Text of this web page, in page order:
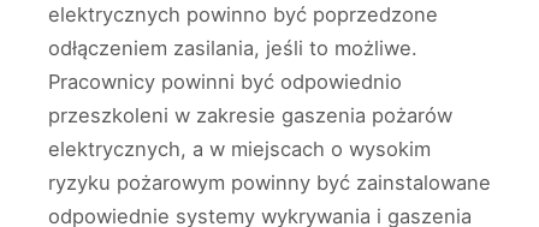
elektrycznych powinno być poprzedzone
odłączeniem zasilania, jeśli to możliwe.
Pracownicy powinni być odpowiednio
przeszkoleni w zakresie gaszenia pożarów
elektrycznych, a w miejscach o wysokim
ryzyku pożarowym powinny być zainstalowane
odpowiednie systemy wykrywania i gaszenia